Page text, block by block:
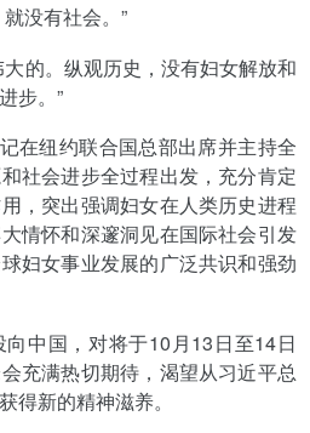
没有社会。”
的。纵观历史，没有妇女解放和
步。”
在纽约联合国总部出席并主持全
社会进步全过程出发，充分肯定
，突出强调妇女在人类历史进程
情怀和深邃洞见在国际社会引发
妇女事业发展的广泛共识和强劲
中国，对将于10月13日至14日
充满热切期待，渴望从习近平总
得新的精神滋养。